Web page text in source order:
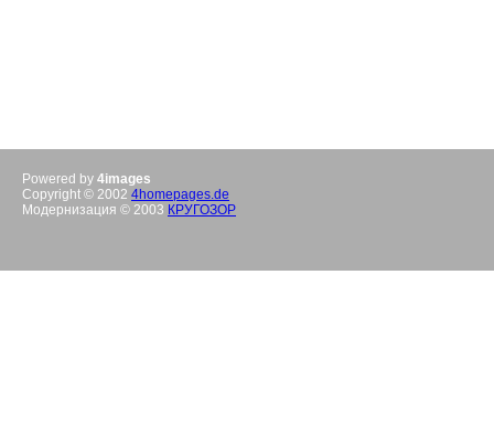
Powered by 4images
Copyright © 2002 4homepages.de
Модернизация © 2003 КРУГОЗОР